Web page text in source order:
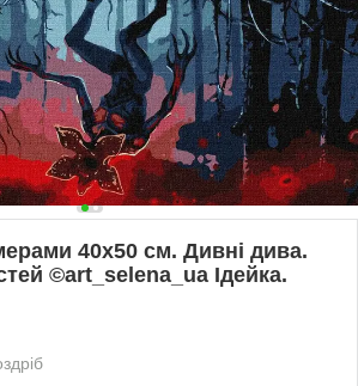
40х50 см. Дивні дива.
©art_selena_ua Ідейка.